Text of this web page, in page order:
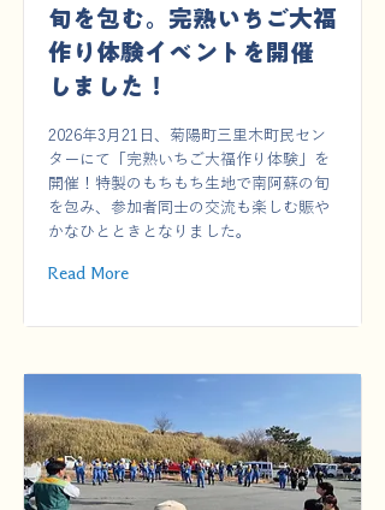
旬を包む。完熟いちご大福
作り体験イベントを開催
しました！
2026年3月21日、菊陽町三里木町民セン
ターにて「完熟いちご大福作り体験」を
開催！特製のもちもち生地で南阿蘇の旬
を包み、参加者同士の交流も楽しむ賑や
かなひとときとなりました。
Read More